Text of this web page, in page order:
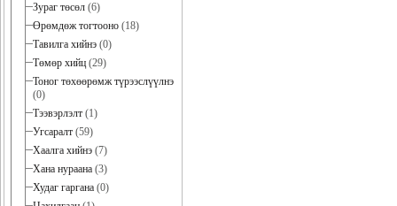
Зураг төсөл (6)
Өрөмдөж тогтооно (18)
Тавилга хийнэ (0)
Төмөр хийц (29)
Тоног төхөөрөмж түрээслүүлнэ
(0)
Тээвэрлэлт (1)
Угсаралт (59)
Хаалга хийнэ (7)
Хана нураана (3)
Худаг гаргана (0)